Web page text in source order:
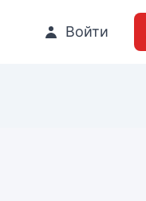
Войти